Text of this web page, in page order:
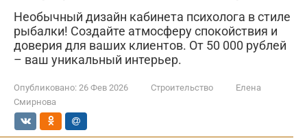
Необычный дизайн кабинета психолога в стиле
рыбалки! Создайте атмосферу спокойствия и
доверия для ваших клиентов. От 50 000 рублей
– ваш уникальный интерьер.
Опубликовано: 26 Фев 2026 Строительство
Елена
Смирнова